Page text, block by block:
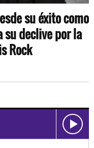
su éxito como
su declive por la
Rock